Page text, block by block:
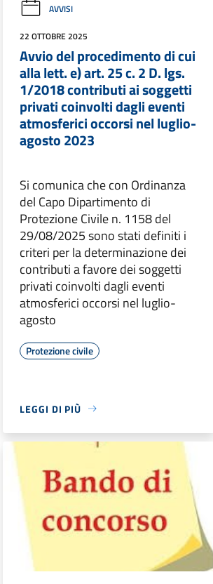
AVVISI
22 OTTOBRE 2025
Avvio del procedimento di cui
alla lett. e) art. 25 c. 2 D. lgs.
1/2018 contributi ai soggetti
privati coinvolti dagli eventi
atmosferici occorsi nel luglio-
agosto 2023
Si comunica che con Ordinanza
del Capo Dipartimento di
Protezione Civile n. 1158 del
29/08/2025 sono stati definiti i
criteri per la determinazione dei
contributi a favore dei soggetti
privati coinvolti dagli eventi
atmosferici occorsi nel luglio-
agosto
Protezione civile
LEGGI DI PIÙ